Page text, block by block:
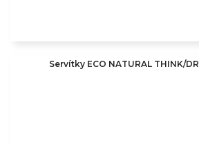
Servítky ECO NATURAL THINK/